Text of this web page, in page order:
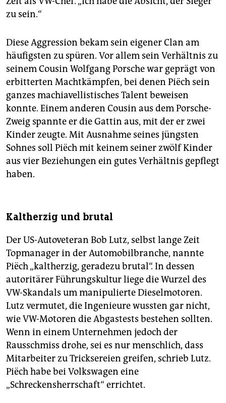
zu sein.“
Diese Aggression bekam sein eigener Clan am
häufigsten zu spüren. Vor allem sein Verhältnis zu
seinem Cousin Wolfgang Porsche war geprägt von
erbitterten Machtkämpfen, bei denen Piëch sein
ganzes machiavellistisches Talent beweisen
konnte. Einem anderen Cousin aus dem Porsche-
Zweig spannte er die Gattin aus, mit der er zwei
Kinder zeugte. Mit Ausnahme seines jüngsten
Sohnes soll Piëch mit keinem seiner zwölf Kinder
aus vier Beziehungen ein gutes Verhältnis gepflegt
haben.
Kaltherzig und brutal
Der US-Autoveteran Bob Lutz, selbst lange Zeit
Topmanager in der Automobilbranche, nannte
Piëch „kaltherzig, geradezu brutal“. In dessen
autoritärer Führungskultur liege die Wurzel des
VW-Skandals um manipulierte Dieselmotoren.
Lutz vermutet, die Ingenieure wussten gar nicht,
wie VW-Motoren die Abgastests bestehen sollten.
Wenn in einem Unternehmen jedoch der
Rausschmiss drohe, sei es nur menschlich, dass
Mitarbeiter zu Tricksereien greifen, schrieb Lutz.
Piëch habe bei Volkswagen eine
„Schreckensherrschaft“ errichtet.